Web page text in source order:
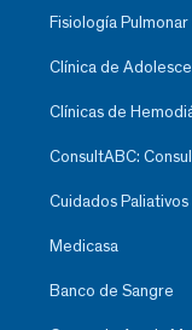
Fisiología
Clínica de
Clínicas de
ConsultABC:
Cuidados
Medicasa
Banco de Sangre